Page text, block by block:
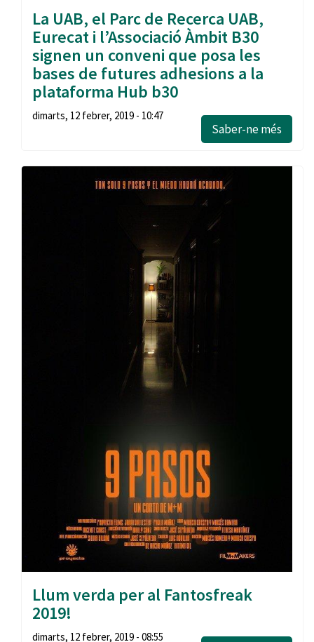
La UAB, el Parc de Recerca UAB,
Eurecat i l’Associació Àmbit B30
signen un conveni que posa les
bases de futures adhesions a la
plataforma Hub b30
dimarts, 12 febrer, 2019 - 10:47
Saber-ne més
Llum verda per al Fantosfreak
2019!
dimarts, 12 febrer, 2019 - 08:55